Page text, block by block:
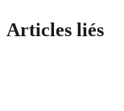
Articles liés